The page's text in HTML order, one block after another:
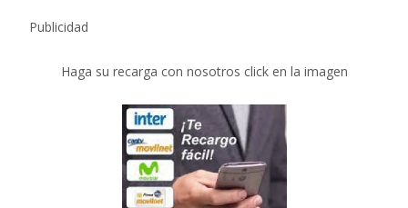
Publicidad
Haga su recarga con nosotros click en la imagen